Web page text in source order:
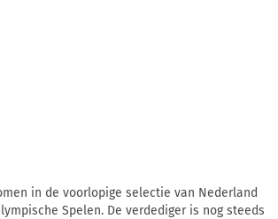
in de voorlopige selectie van Nederland
Spelen. De verdediger is nog steeds